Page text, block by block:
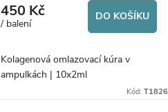
450 Kč
/ balení
DO KOŠÍKU
Kolagenová omlazovací kúra v
ampulkách | 10x2ml
Kód: T1826